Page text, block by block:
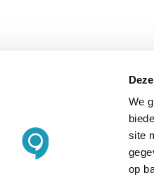
We
site
op
Vraag het onze